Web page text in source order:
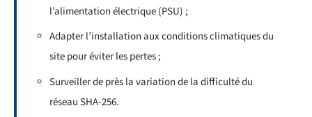
l’alimentation électrique (PSU) ;
Adapter l’installation aux conditions climatiques du
site pour éviter les pertes ;
Surveiller de près la variation de la difficulté du
réseau SHA-256.